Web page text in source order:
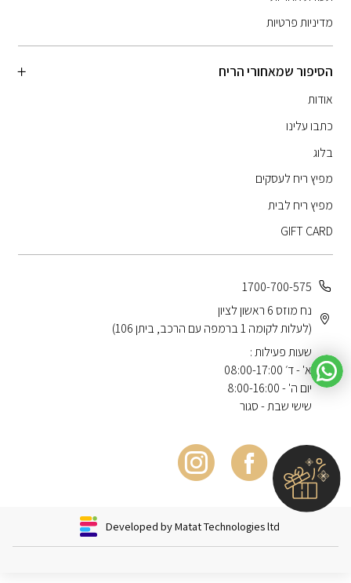
מדיניות פרטיות
הסיפור שמאחורי הריח
אודות
כתבו עלינו
בלוג
מפיץ ריח לעסקים
מפיץ ריח לבית
GIFT CARD
1700-700-575
נח מוזס 6 ראשון לציון
(לעלות לקומה 1 ברמפה עם הרכב, ביתן 106)
שעות פעילות :
א' - ד׳ 08:00-17:00
יום ה' - 8:00-16:00
שישי שבת - סגור
Developed by Matat Technologies ltd